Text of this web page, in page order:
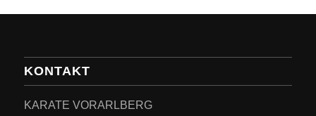
KONTAKT
KARATE VORARLBERG